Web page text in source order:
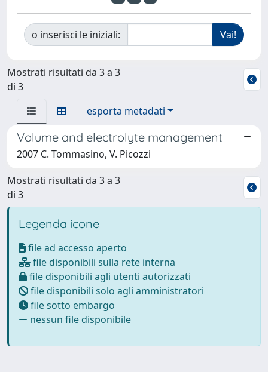
o inserisci le iniziali:
Mostrati risultati da 3 a 3
di 3
esporta metadati
Volume and electrolyte management
2007 C. Tommasino, V. Picozzi
Mostrati risultati da 3 a 3
di 3
Legenda icone
file ad accesso aperto
file disponibili sulla rete interna
file disponibili agli utenti autorizzati
file disponibili solo agli amministratori
file sotto embargo
nessun file disponibile